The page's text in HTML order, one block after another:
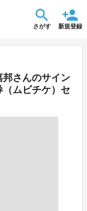
さがす 新規登録
邦さんのサイン
ムビチケ）セ